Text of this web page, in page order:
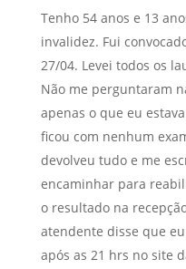
Tenho 54 anos e 13
invalidez. Fui
27/04. Levei todos os
Não me perguntaram
apenas o que eu
ficou com nenhum
devolveu tudo e me
encaminhar para
o resultado na
atendente disse que
após as 21 hrs no site